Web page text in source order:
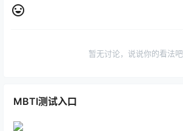
暂无讨论，说说你的看法吧
MBTI测试入口